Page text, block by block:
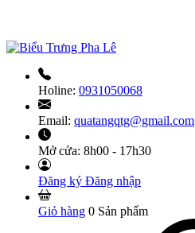
Holine: 0931050068
Email: quatangqtg@gmail.com
Mở cửa: 8h00 - 17h30
Đăng ký Đăng nhập
Giỏ hàng 0 Sản phẩm